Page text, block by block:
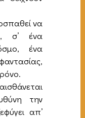
να
σ’ ένα
ένα
την
απ’